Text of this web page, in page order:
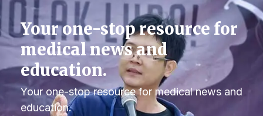
Your one-stop resource for
medical news and
education.
Your one-stop resource for medical news and
education.